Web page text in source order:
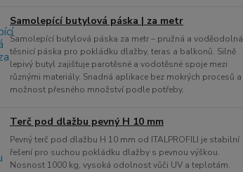
Samolepící butylová páska | za metr
Samolepící butylová páska za metr – pružná a voděodolná
těsnicí páska pro pokládku dlažby, teras a balkonů. Silně
lepivý butyl zajišťuje parotěsné a vodotěsné spoje mezi
různými materiály. Snadná aplikace bez mokrých procesů a
možnost přesného množství podle potřeby.
Terč pod dlažbu pevný H 10 mm
Pevný terč pod dlažbu H 10 mm od ITALPROFILI je stabilní
řešení pro suchou pokládku dlažby s pevnou výškou.
Nosnost 1000 kg, vysoká odolnost vůči UV a teplotám.